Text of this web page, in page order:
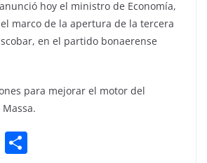
hoy el ministro de Economía,
marco de la apertura de la tercera
en el partido bonaerense
para mejorar el motor del
W